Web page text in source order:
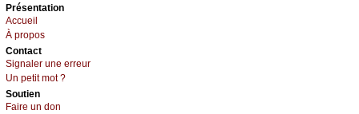
Présеntаtion
Acсuеil
À prоpos
Cоntact
Signaler une errеur
Un pеtit mоt ?
Sоutien
Fаirе un dоn